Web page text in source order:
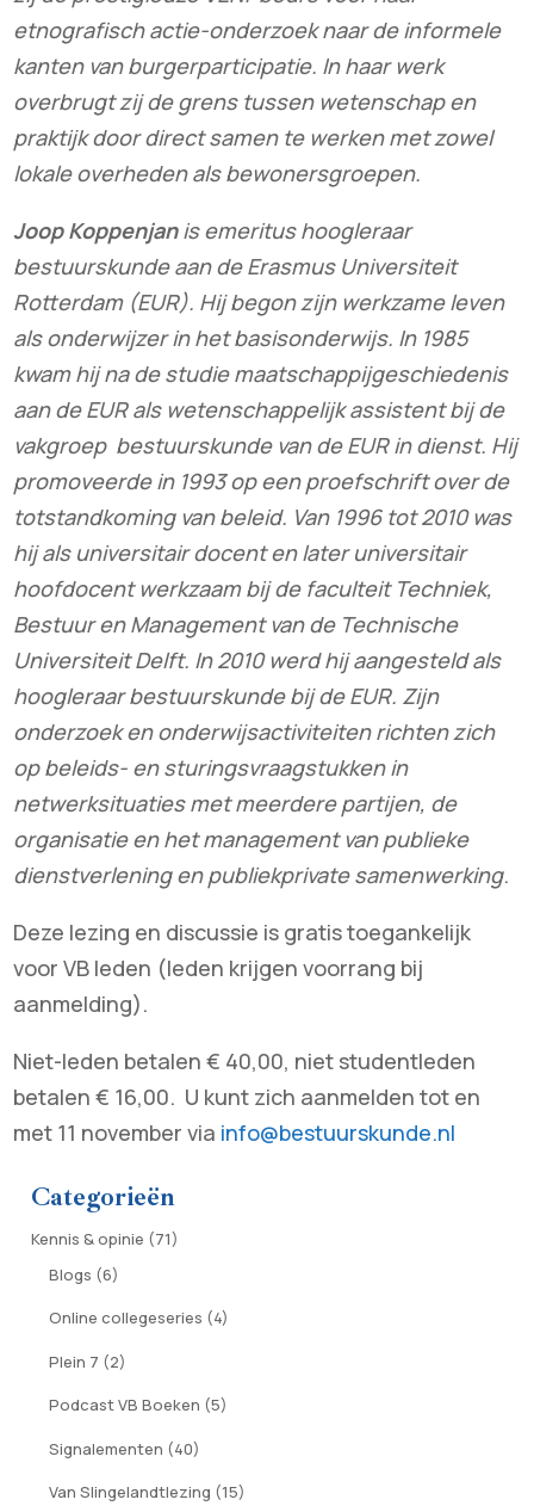
etnografisch actie-onderzoek naar de informele
kanten van burgerparticipatie. In haar werk
overbrugt zij de grens tussen wetenschap en
praktijk door direct samen te werken met zowel
lokale overheden als bewonersgroepen.
Joop Koppenjanis emeritus hoogleraar
bestuurskunde aan de Erasmus Universiteit
Rotterdam (EUR). Hij begon zijn werkzame leven
als onderwijzer in het basisonderwijs. In 1985
kwam hij na de studie maatschappijgeschiedenis
aan de EUR als wetenschappelijk assistent bij de
vakgroep bestuurskunde van de EUR in dienst. Hij
promoveerde in 1993 op een proefschrift over de
totstandkoming van beleid. Van 1996 tot 2010 was
hij als universitair docent en later universitair
hoofdocent werkzaam bij de faculteit Techniek,
Bestuur en Management van de Technische
Universiteit Delft. In 2010 werd hij aangesteld als
hoogleraar bestuurskunde bij de EUR. Zijn
onderzoek en onderwijsactiviteiten richten zich
op beleids- en sturingsvraagstukken in
netwerksituaties met meerdere partijen, de
organisatie en het management van publieke
dienstverlening en publiekprivate samenwerking.
Deze lezing en discussie is gratis toegankelijk
voor VB leden (leden krijgen voorrang bij
aanmelding).
Niet-leden betalen € 40,00, niet studentleden
betalen € 16,00. U kunt zich aanmelden tot en
met 11 november via info@bestuurskunde.nl
Categorieën
Kennis & opinie (71)
Blogs (6)
Online collegeseries (4)
Plein 7 (2)
Podcast VB Boeken (5)
Signalementen (40)
Van Slingelandtlezing (15)